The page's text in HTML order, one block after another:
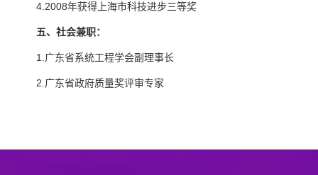
4.2008年获得上海市科技进步三等奖
五、社会兼职：
1.广东省系统工程学会副理事长
2.广东省政府质量奖评审专家